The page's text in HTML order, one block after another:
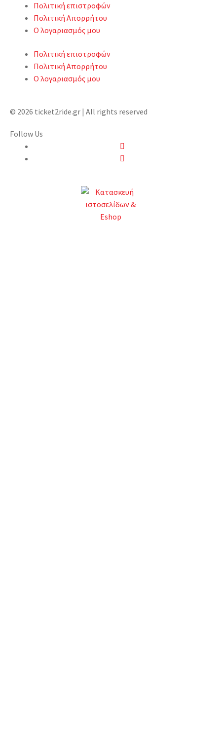
Πολιτική επιστροφών
Πολιτική Απορρήτου
Ο λογαριασμός μου
Πολιτική επιστροφών
Πολιτική Απορρήτου
Ο λογαριασμός μου
© 2026 ticket2ride.gr | All rights reserved
Follow Us